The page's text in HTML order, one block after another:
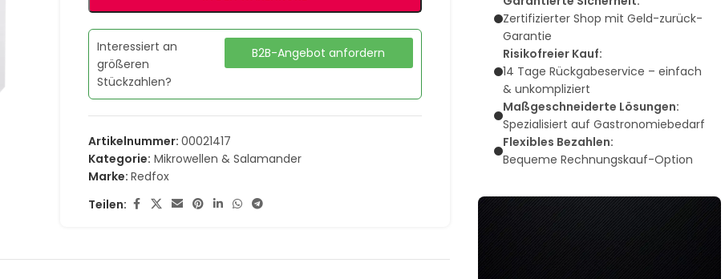
Interessiert an
größeren
Stückzahlen?
B2B-Angebot anfordern
Artikelnummer:00021417
Kategorie: Mikrowellen & Salamander
Marke:Redfox
Teilen:
Zertifizierter Shop mit Geld-zurück-
Garantie
Risikofreier Kauf:
14 Tage Rückgabeservice – einfach
& unkompliziert
Maßgeschneiderte Lösungen:
Spezialisiert auf Gastronomiebedarf
Flexibles Bezahlen:
Bequeme Rechnungskauf-Option